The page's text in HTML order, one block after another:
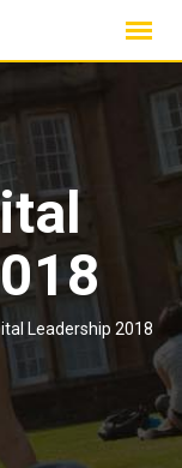
Leadership 2018